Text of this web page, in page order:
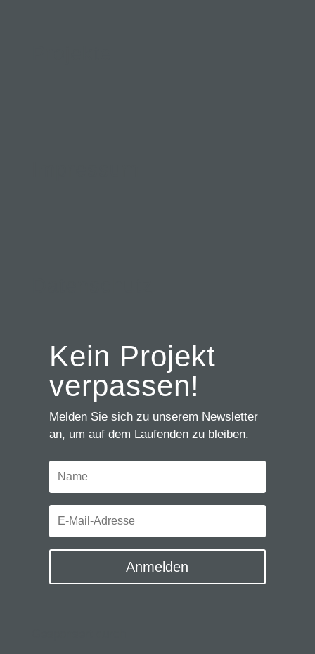
Kein Projekt
verpassen!
Melden Sie sich zu unserem Newsletter
an, um auf dem Laufenden zu bleiben.
Anmelden